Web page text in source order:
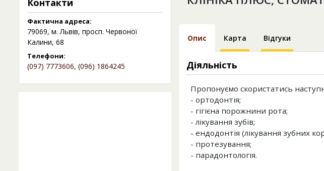
Контакти
Фактична адреса:
79069, м. Львів, просп. Червоної
Калини, 68
Телефони:
(097) 7773606, (096) 1864245
Опис Карта Відгуки
Діяльність
Пропонуємо скористатись
- ортодонтія;
- гігієна порожнини рота;
- лікування зубів;
- ендодонтія (лікування зубних
- протезування;
- парадонтологія.